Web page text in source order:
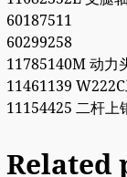
60187511
60299258
11785140M 动力
11461139
11154425 二杆上
Related